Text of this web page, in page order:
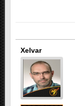
Xelvar